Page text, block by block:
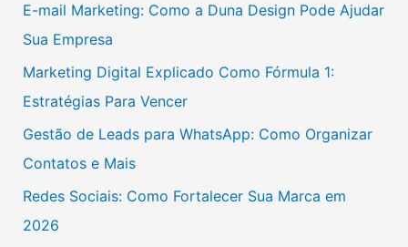
a
r
p
o
r
:
E-mail Marketing: Como a Duna Design Pode Ajudar
Sua Empresa
Marketing Digital Explicado Como Fórmula 1:
Estratégias Para Vencer
Gestão de Leads para WhatsApp: Como Organizar
Contatos e Mais
Redes Sociais: Como Fortalecer Sua Marca em
2026